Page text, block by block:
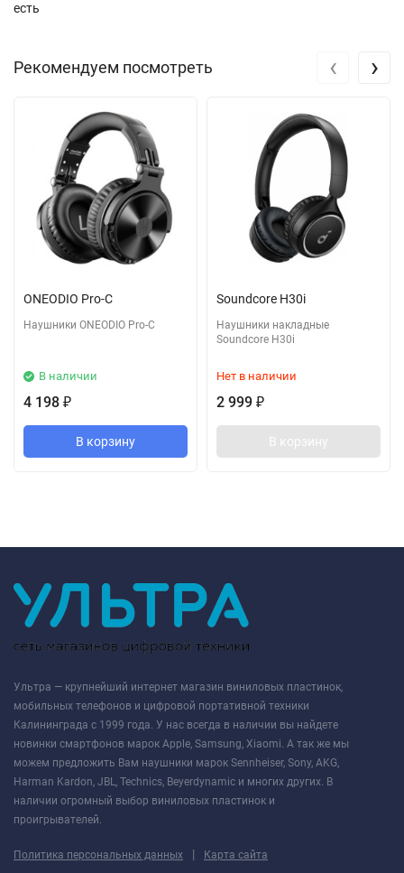
есть
Рекомендуем посмотреть
ONEODIO Pro-C
Наушники ONEODIO Pro-C
В наличии
4 198 ₽
В корзину
Soundcore H30i
Наушники накладные
Soundcore H30i
Нет в наличии
2 999 ₽
В корзину
‹ ›
Ультра — крупнейший интернет магазин виниловых пластинок,
мобильных телефонов и цифровой портативной техники
Калининграда с 1999 года. У нас всегда в наличии вы найдете
новинки смартфонов марок Apple, Samsung, Xiaomi. А так же мы
можем предложить Вам наушники марок Sennheiser, Sony, AKG,
Harman Kardon, JBL, Technics, Beyerdynamic и многих других. В
наличии огромный выбор виниловых пластинок и
проигрывателей.
Политика персональных данных | Карта сайта